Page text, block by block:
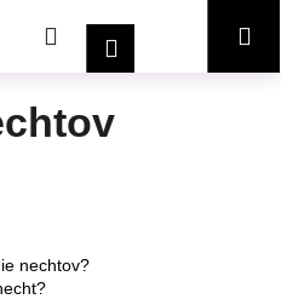
HľadaťPrihlásenieNákupný
nechtov?